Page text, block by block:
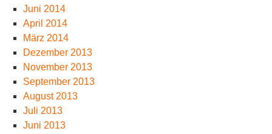
Juni 2014
April 2014
März 2014
Dezember 2013
November 2013
September 2013
August 2013
Juli 2013
Juni 2013